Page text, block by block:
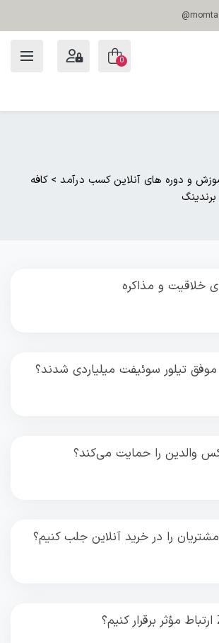
0
و دوره های آنلاین کسب درآمد > کافه
برندینگ
تیلور سوئیفت میلیاردی شدند؟
والدین را حمایت می‌کند؟
را در خرید آنلاین جلب کنیم؟